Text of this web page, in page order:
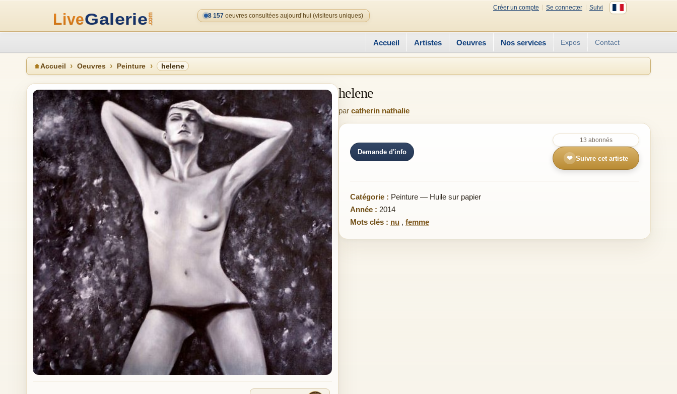
Créer un compte Se connecter
Suivi
8 157 oeuvres consultées aujourd’hui (visiteurs uniques)
Accueil Artistes Oeuvres Nos services Expos Contact
Accueil Oeuvres Peinture helene
helene
par catherin nathalie
Demande d'info
13 abonnés
❤ Suivre cet artiste
Catégorie : Peinture — Huile sur papier
Année : 2014
Mots clés : nu , femme